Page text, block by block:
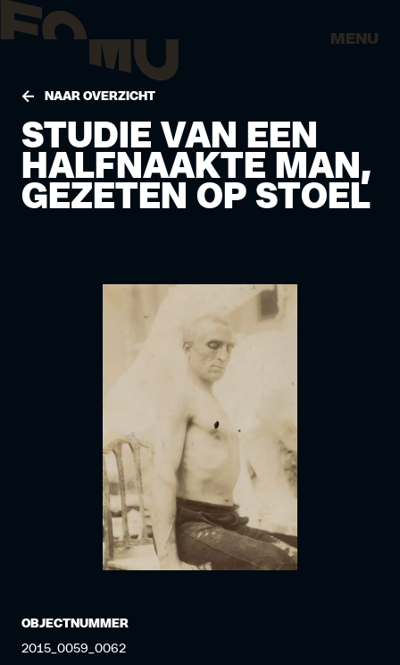
MENU
NAAR OVERZICHT
STUDIE VAN EEN
HALFNAAKTE MAN,
GEZETEN OP STOEL
OBJECTNUMMER
2015_0059_0062